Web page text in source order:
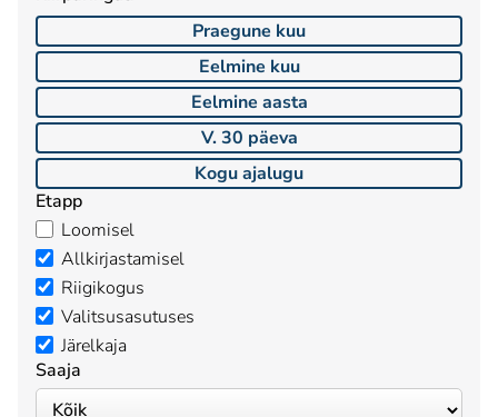
Praegune kuu
Eelmine kuu
Eelmine aasta
V. 30 päeva
Kogu ajalugu
Etapp
Loomisel
Allkirjastamisel
Riigikogus
Valitsusasutuses
Järelkaja
Saaja